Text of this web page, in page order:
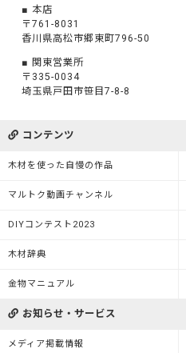
本店
〒761-8031
香川県高松市郷東町796-50
関東営業所
〒335-0034
埼玉県戸田市笹目7-8-8
コンテンツ
木材を使った自慢の作品
マルトク動画チャンネル
DIYコンテスト2023
木材辞典
金物マニュアル
お知らせ・サービス
メディア掲載情報